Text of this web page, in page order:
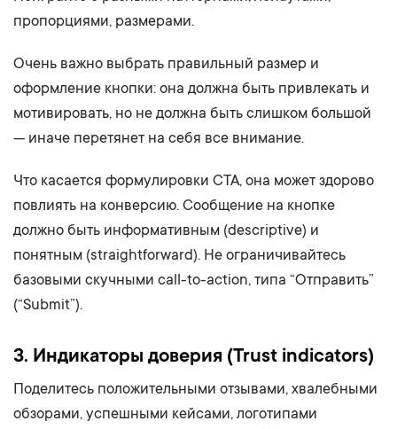
пропорциями, размерами.
Очень важно выбрать правильный размер и
оформление кнопки: она должна быть привлекать и
мотивировать, но не должна быть слишком большой
— иначе перетянет на себя все внимание.
Что касается формулировки CTA, она может здорово
повлиять на конверсию. Сообщение на кнопке
должно быть информативным (descriptive) и
понятным (straightforward). Не ограничивайтесь
базовыми скучными call-to-action, типа “Отправить”
(“Submit”).
3. Индикаторы доверия (Trust indicators)
Поделитесь положительными отзывами, хвалебными
обзорами, успешными кейсами, логотипами